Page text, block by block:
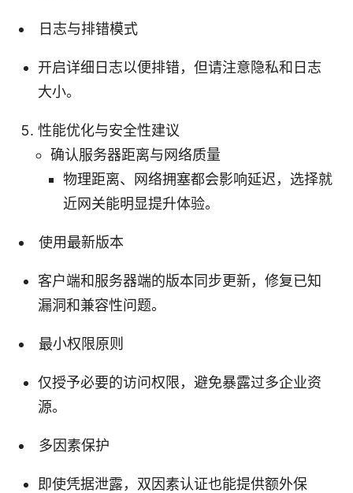
日志与排错模式
开启详细日志以便排错，但请注意隐私和日志
大小。
性能优化与安全性建议
确认服务器距离与网络质量
物理距离、网络拥塞都会影响延迟，选择就
近网关能明显提升体验。
使用最新版本
客户端和服务器端的版本同步更新，修复已知
漏洞和兼容性问题。
最小权限原则
仅授予必要的访问权限，避免暴露过多企业资
源。
多因素保护
即使凭据泄露，双因素认证也能提供额外保